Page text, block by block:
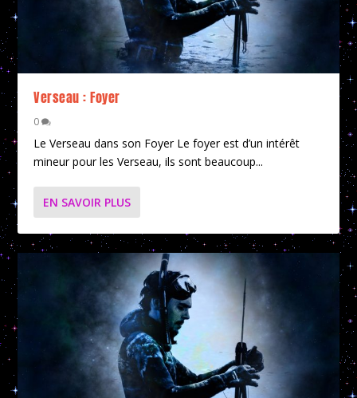
Verseau : Foyer
0
Le Verseau dans son Foyer Le foyer est d’un intérêt
mineur pour les Verseau, ils sont beaucoup...
EN SAVOIR PLUS